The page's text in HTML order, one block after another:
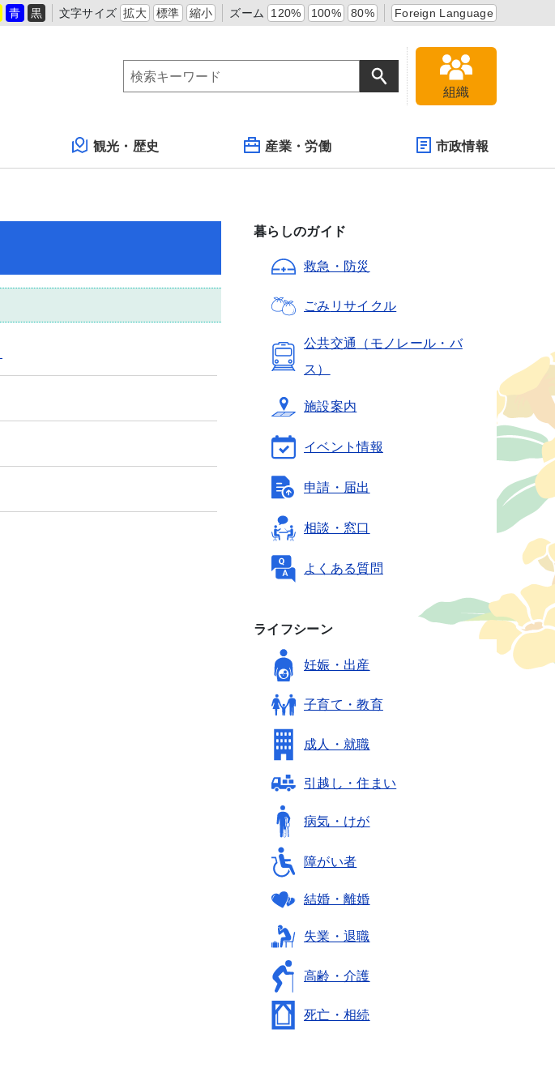
青 黒 文字サイズ 拡大 標準 縮小 ズーム 120% 100% 80% Foreign Language
組織
観光・歴史 産業・労働 市政情報
暮らしのガイド
救急・防災
ごみ リサイクル
公共交通
（モノレール・バ
ス）
施設案内
イベント情報
申請・届出
相談・窓口
よくある質問
ライフシーン
妊娠・出産
子育て・教育
成人・就職
引越し・住まい
病気・けが
障がい者
結婚・離婚
失業・退職
高齢・介護
死亡・相続